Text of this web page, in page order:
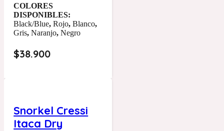
COLORES
DISPONIBLES:
Black/Blue,Rojo,Blanco,
Gris,Naranjo,Negro
$38.900
Snorkel Cressi
Itaca Dry